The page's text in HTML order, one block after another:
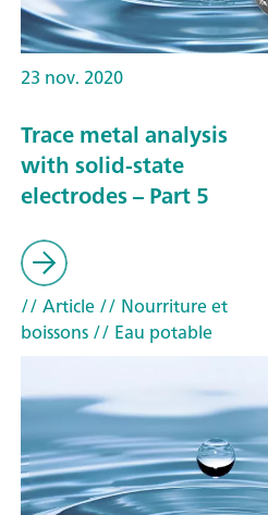
23 nov. 2020
Trace metal analysis
with solid-state
electrodes – Part 5
// Article// Nourriture et
boissons// Eau potable